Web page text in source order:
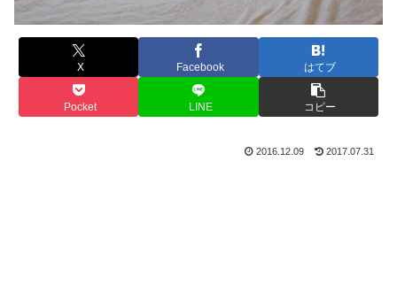
X Facebook はてブ
Pocket LINE コピー
2016.12.09 2017.07.31